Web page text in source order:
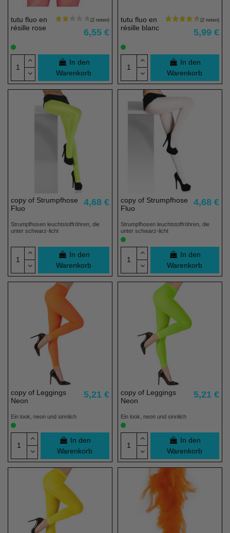
(2 noten)
tutu fluo en
résille rose
(2 noten)
6,55 €
In den
Warenkorb
tutu fluo en
résille blanc
5,99 €
In den
Warenkorb
copy of Strumpfhose
Fluo
4,68 €
Strumpfhosen leuchtstoffröhren, die
unter schwarz-licht
In den
Warenkorb
copy of Strumpfhose
Fluo
4,68 €
Strumpfhosen leuchtstoffröhren, die
unter schwarz-licht
In den
Warenkorb
copy of Leggings
Neon
5,21 €
Ein look, neon und sinnlich
In den
Warenkorb
copy of Leggings
Neon
5,21 €
Ein look, neon und sinnlich
In den
Warenkorb